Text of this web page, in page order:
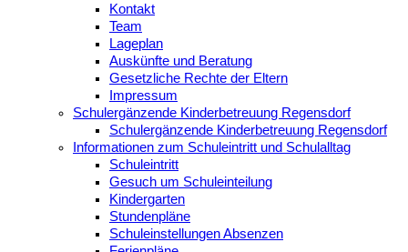
Kontakt
Team
Lageplan
Auskünfte und Beratung
Gesetzliche Rechte der Eltern
Impressum
Schulergänzende Kinderbetreuung Regensdorf
Schulergänzende Kinderbetreuung Regensdorf
Informationen zum Schuleintritt und Schulalltag
Schuleintritt
Gesuch um Schuleinteilung
Kindergarten
Stundenpläne
Schuleinstellungen Absenzen